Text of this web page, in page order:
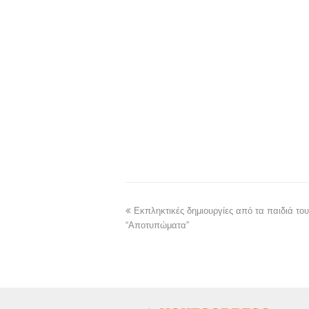
Εκπληκτικές δημιουργίες από τα παιδιά
“Αποτυπώματα”